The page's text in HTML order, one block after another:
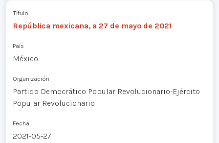
Título
República mexicana, a 27 de mayo de 2021
País
México
Organización
Partido Democrático Popular Revolucionario-Ejército
Popular Revolucionario
Fecha
2021-05-27